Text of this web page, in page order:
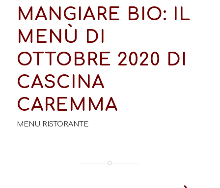
MANGIARE BIO: IL
MENÙ DI
OTTOBRE 2020 DI
CASCINA
CAREMMA
MENU RISTORANTE